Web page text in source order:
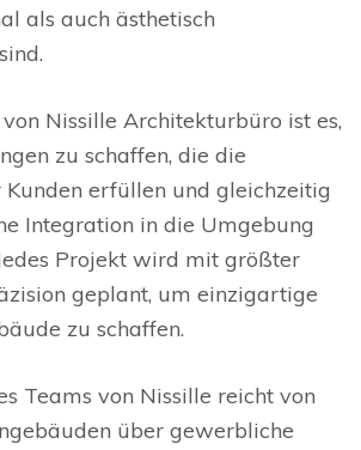
als auch ästhetisch
Nissille Architekturbüro ist es,
zu schaffen, die die
Kunden erfüllen und gleichzeitig
Integration in die Umgebung
Projekt wird mit größter
geplant, um einzigartige
zu schaffen.
Teams von Nissille reicht von
über gewerbliche